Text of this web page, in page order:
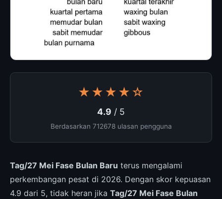
★★★★☆
4.9 / 5
Berdasarkan 712678 ulasan pengguna
Tag/27 Mei Fase Bulan Baru terus mengalami
perkembangan pesat di 2026. Dengan skor kepuasan
4.9 dari 5, tidak heran jika Tag/27 Mei Fase Bulan